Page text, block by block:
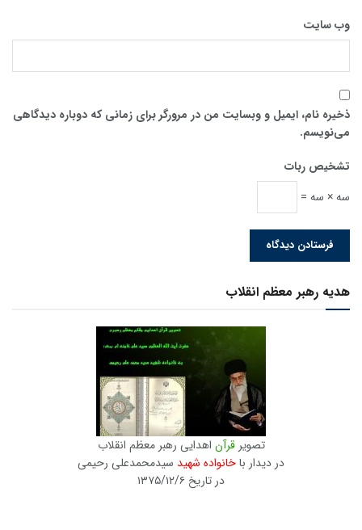
وب‌ سایت
ذخیره نام، ایمیل و وبسایت من در مرورگر برای زمانی که دوباره دیدگاهی
می‌نویسم.
تشخیص ربات
سه × سه =
هدیه رهبر معظم انقلاب
تصویرقرآن اهدایی رهبر معظم انقلاب
در دیدار باخانواده شهید سیدمحمدعلی رحیمی
در تاریخ ۱۳۷۵/۱۲/۶